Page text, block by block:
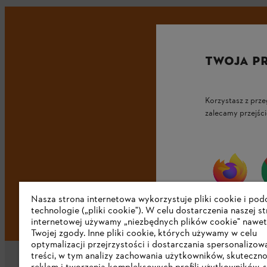
TWOJA
Korzystasz z
zalecamy
Firefox
Nasza strona internetowa wykorzystuje pliki cookie i
technologie („pliki cookie"). W celu dostarczenia naszej
internetowej używamy „niezbędnych plików cookie"
Twojej zgody. Inne pliki cookie, których używamy w celu
optymalizacji przejrzystości i dostarczania
treści, w tym analizy zachowania użytkowników,